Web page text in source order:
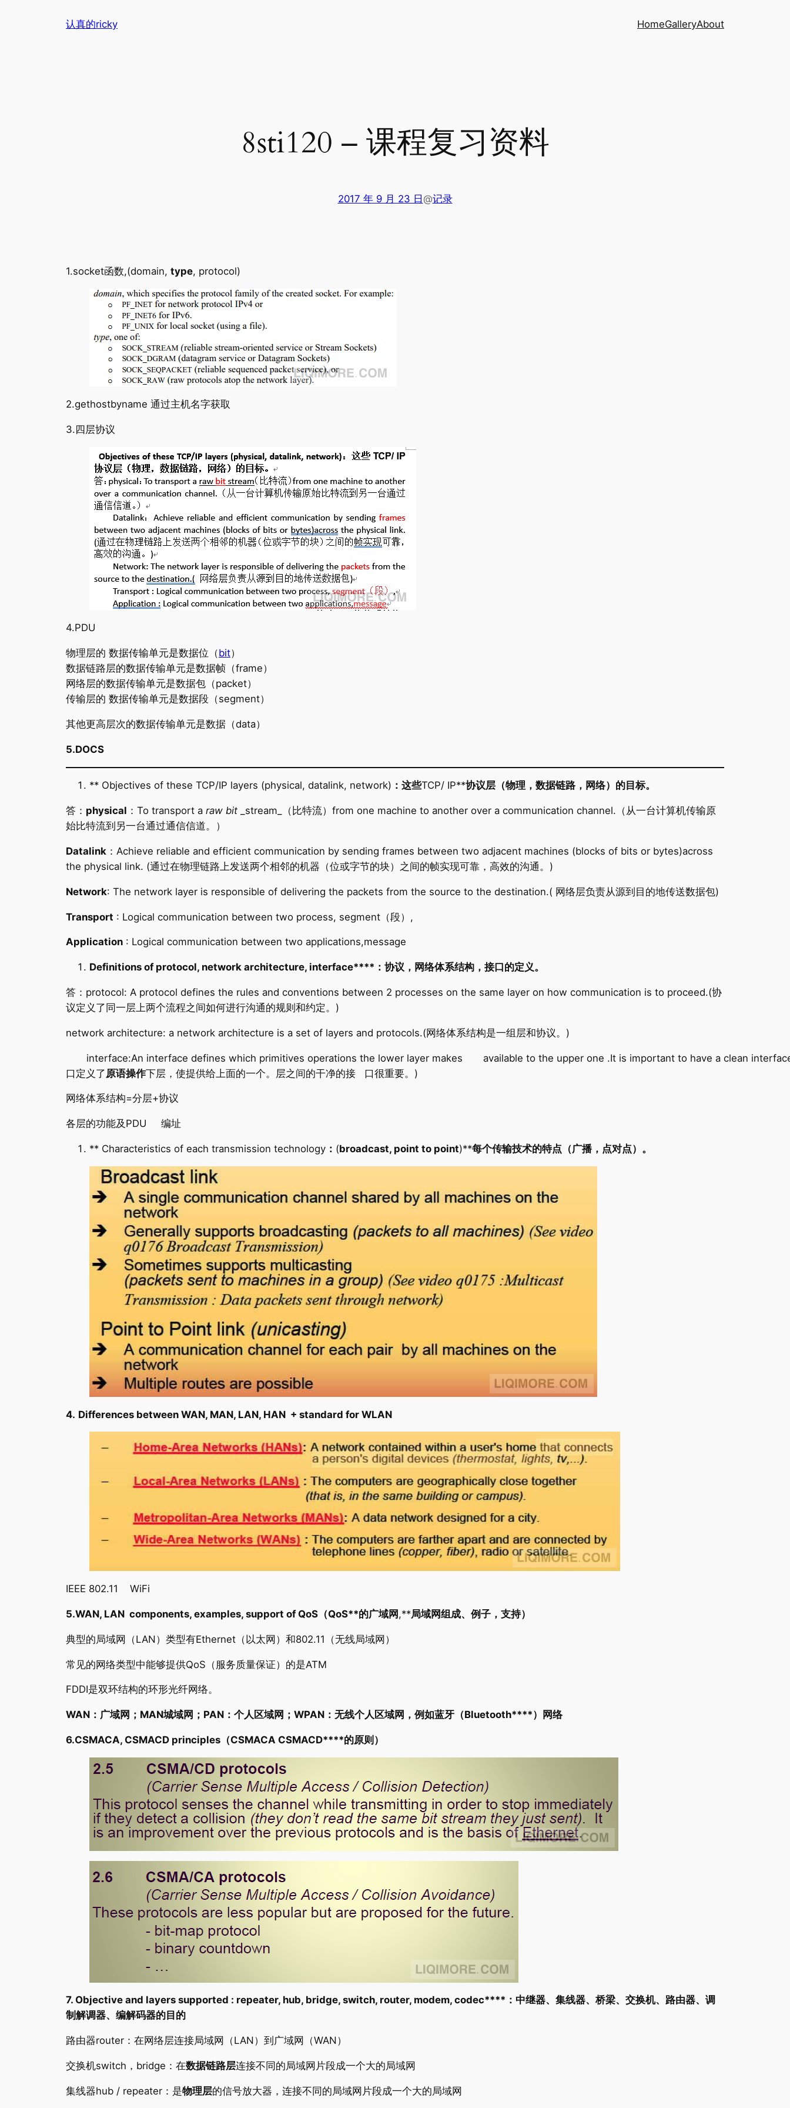
认真的ricky HomeGalleryAbout
8sti120 – 课程复习资料
2017 年 9 月 23 日@记录
1.socket函数,(domain, type, protocol)
2.gethostbyname 通过主机名字获取
3.四层协议
4.PDU
物理层的 数据传输单元是数据位（bit）
数据链路层的数据传输单元是数据帧（frame）
网络层的数据传输单元是数据包（packet）
传输层的 数据传输单元是数据段（segment）
其他更高层次的数据传输单元是数据（data）
5.DOCS
** Objectives of these TCP/IP layers (physical, datalink, network) ：这些TCP/ IP**协议层（物理，数据链路，网络）的目标。
答： physical ：To transport a raw bit _stream_（比特流）from one machine to another over a communication channel.（从一台计算机传输原
始比特流到另一台通过通信信道。）
Datalink ：Achieve reliable and efficient communication by sending frames between two adjacent machines (blocks of bits or bytes)across
the physical link. (通过在物理链路上发送两个相邻的机器（位或字节的块）之间的帧实现可靠，高效的沟通。)
Network: The network layer is responsible of delivering the packets from the source to the destination.( 网络层负责从源到目的地传送数据包)
Transport : Logical communication between two process, segment（段）,
Application : Logical communication between two applications,message
Definitions of protocol, network architecture, interface****：协议，网络体系结构，接口的定义。
答：protocol: A protocol defines the rules and conventions between 2 processes on the same layer on how communication is to proceed.(协
议定义了同一层上两个流程之间如何进行沟通的规则和约定。)
network architecture: a network architecture is a set of layers and protocols.(网络体系结构是一组层和协议。)
interface:An interface defines which primitives operations the lower layer makes available to the upper one .It is important to have a clean
口定义了 原语操作下层，使提供给上面的一个。层之间的干净的接 口很重要。)
网络体系结构=分层+协议
各层的功能及PDU 编址
** Characteristics of each transmission technology ： (broadcast, point to point)**每个传输技术的特点（广播，点对点）。
4. Differences between WAN, MAN, LAN, HAN + standard for WLAN
IEEE 802.11 WiFi
5.WAN, LAN components, examples, support of QoS （QoS**的广域网 ,**局域网组成、例子，支持）
典型的局域网（LAN）类型有Ethernet（以太网）和802.11（无线局域网）
常见的网络类型中能够提供QoS（服务质量保证）的是ATM
FDDI是双环结构的环形光纤网络。
WAN ：广域网； MAN城域网； PAN ：个人区域网； WPAN ：无线个人区域网，例如蓝牙（Bluetooth****）网络
6.CSMACA, CSMACD principles （CSMACA CSMACD****的原则）
7. Objective and layers supported : repeater, hub, bridge, switch, router, modem, codec****：中继器、集线器、桥梁、交换机、路由器、调
制解调器、编解码器的目的
路由器router：在网络层连接局域网（LAN）到广域网（WAN）
交换机switch，bridge：在数据链路层连接不同的局域网片段成一个大的局域网
集线器hub / repeater：是物理层的信号放大器，连接不同的局域网片段成一个大的局域网